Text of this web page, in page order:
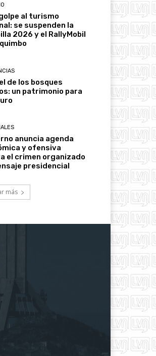
al turismo
se suspenden la
2026 y el RallyMobil
de los bosques
un patrimonio para
anuncia agenda
y ofensiva
el crimen organizado
presidencial
más